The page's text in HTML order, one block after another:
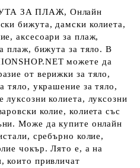
ЗА ПЛАЖ, Онлайн
бижута, дамски колиета,
аксесоари за плаж,
плаж, бижута за тяло. В
можете да
от верижки за тяло,
тяло, украшение за тяло,
луксозни колиета, луксозни
колие, колиета със
Може да купите онлайн
сребърно колие,
чокър. Лято е, а на
които привличат